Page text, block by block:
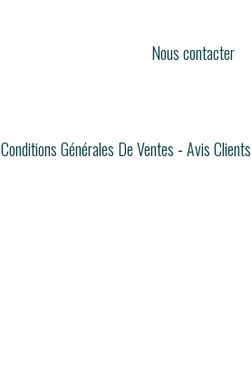
Nous contacter
Conditions Générales De Ventes Avis Clients